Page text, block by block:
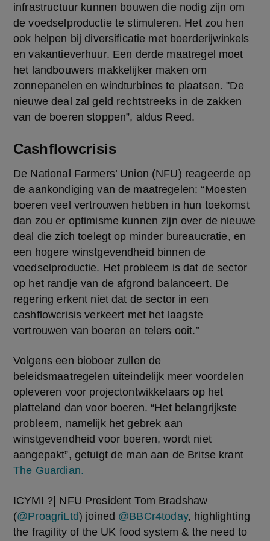
infrastructuur kunnen bouwen die nodig zijn om
de voedselproductie te stimuleren. Het zou hen
ook helpen bij diversificatie met boerderijwinkels
en vakantieverhuur. Een derde maatregel moet
het landbouwers makkelijker maken om
zonnepanelen en windturbines te plaatsen. "De
nieuwe deal zal geld rechtstreeks in de zakken
van de boeren stoppen”, aldus Reed.
Cashflowcrisis
De National Farmers’ Union (NFU) reageerde op
de aankondiging van de maatregelen: “Moesten
boeren veel vertrouwen hebben in hun toekomst
dan zou er optimisme kunnen zijn over de nieuwe
deal die zich toelegt op minder bureaucratie, en
een hogere winstgevendheid binnen de
voedselproductie. Het probleem is dat de sector
op het randje van de afgrond balanceert. De
regering erkent niet dat de sector in een
cashflowcrisis verkeert met het laagste
vertrouwen van boeren en telers ooit.”
Volgens een bioboer zullen de
beleidsmaatregelen uiteindelijk meer voordelen
opleveren voor projectontwikkelaars op het
platteland dan voor boeren. “Het belangrijkste
probleem, namelijk het gebrek aan
winstgevendheid voor boeren, wordt niet
aangepakt”, getuigt de man aan de Britse krant
The Guardian.
ICYMI ?| NFU President Tom Bradshaw
(@ProagriLtd) joined @BBCr4today, highlighting
the fragility of the UK food system & the need to